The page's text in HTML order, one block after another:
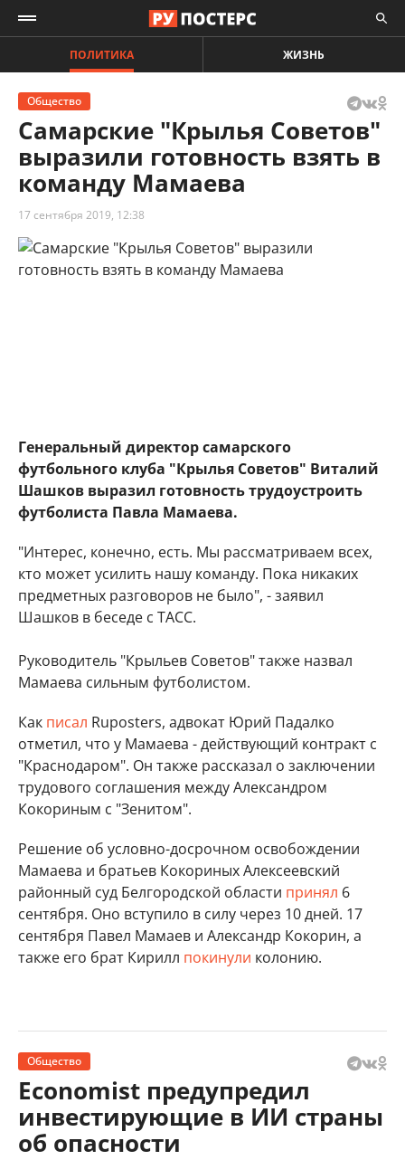
ПОЛИТИКА ЖИЗНЬ
Общество
Самарские "Крылья Советов"
выразили готовность взять в
команду Мамаева
17 сентября 2019, 12:38
Генеральный директор самарского
футбольного клуба "Крылья Советов" Виталий
Шашков выразил готовность трудоустроить
футболиста Павла Мамаева.
"Интерес, конечно, есть. Мы рассматриваем всех,
кто может усилить нашу команду. Пока никаких
предметных разговоров не было", - заявил
Шашков в беседе с ТАСС.
Руководитель "Крыльев Советов" также назвал
Мамаева сильным футболистом.
Как писал Ruposters, адвокат Юрий Падалко
отметил, что у Мамаева - действующий контракт с
"Краснодаром". Он также рассказал о заключении
трудового соглашения между Александром
Кокориным с "Зенитом".
Решение об условно-досрочном освобождении
Мамаева и братьев Кокориных Алексеевский
районный суд Белгородской области принял 6
сентября. Оно вступило в силу через 10 дней. 17
сентября Павел Мамаев и Александр Кокорин, а
также его брат Кирилл покинули колонию.
Общество
Economist предупредил
инвестирующие в ИИ страны
об опасности